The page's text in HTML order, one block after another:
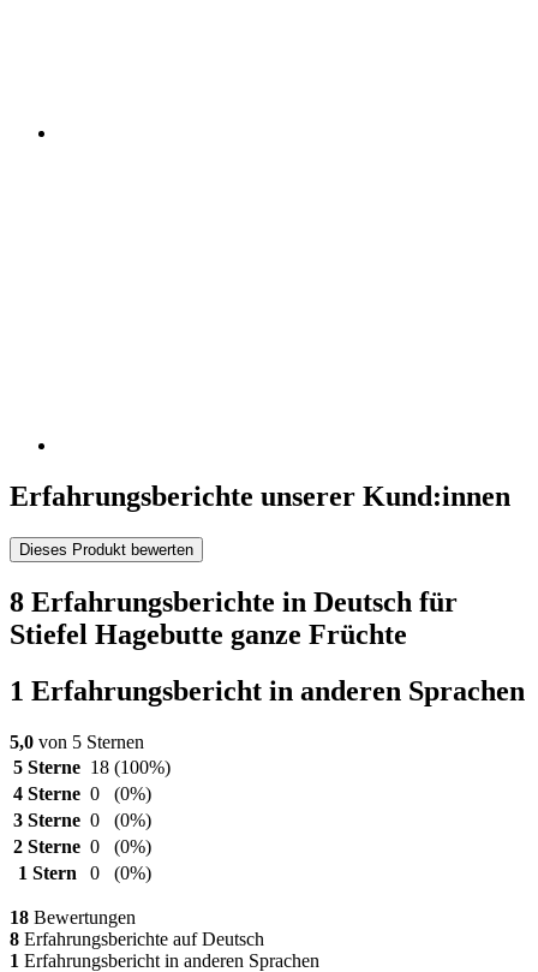
Erfahrungsberichte unserer Kund:innen
Dieses Produkt bewerten
8 Erfahrungsberichte in Deutsch für
Stiefel Hagebutte ganze Früchte
1 Erfahrungsbericht in anderen Sprachen
5,0 von 5 Sternen
5 Sterne 18 (100%)
4 Sterne 0
(0%)
3 Sterne 0
(0%)
2 Sterne 0
(0%)
1 Stern
0 (0%)
18 Bewertungen
8 Erfahrungsberichte auf Deutsch
1 Erfahrungsbericht in anderen Sprachen